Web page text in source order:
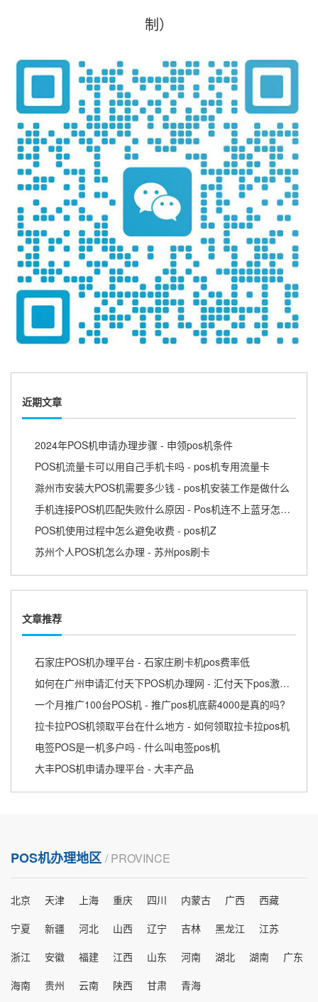
制）
近期文章
2024年POS机申请办理步骤 - 申领pos机条件
POS机流量卡可以用自己手机卡吗 - pos机专用流量卡
滁州市安装大POS机需要多少钱 - pos机安装工作是做什么
手机连接POS机匹配失败什么原因 - Pos机连不上蓝牙怎么回事
POS机使用过程中怎么避免收费 - pos机Z
苏州个人POS机怎么办理 - 苏州pos刷卡
文章推荐
石家庄POS机办理平台 - 石家庄刷卡机pos费率低
如何在广州申请汇付天下POS机办理网 - 汇付天下pos激活教程
一个月推广100台POS机 - 推广pos机底薪4000是真的吗?
拉卡拉POS机领取平台在什么地方 - 如何领取拉卡拉pos机
电签POS是一机多户吗 - 什么叫电签pos机
大丰POS机申请办理平台 - 大丰产品
POS机办理地区 / PROVINCE
北京 天津 上海 重庆 四川 内蒙古 广西
西藏
宁夏
新疆 河北 山西 辽宁 吉林 黑龙江
江苏
浙江
安徽 福建 江西 山东 河南 湖北 湖南
广东
海南
贵州 云南 陕西 甘肃 青海